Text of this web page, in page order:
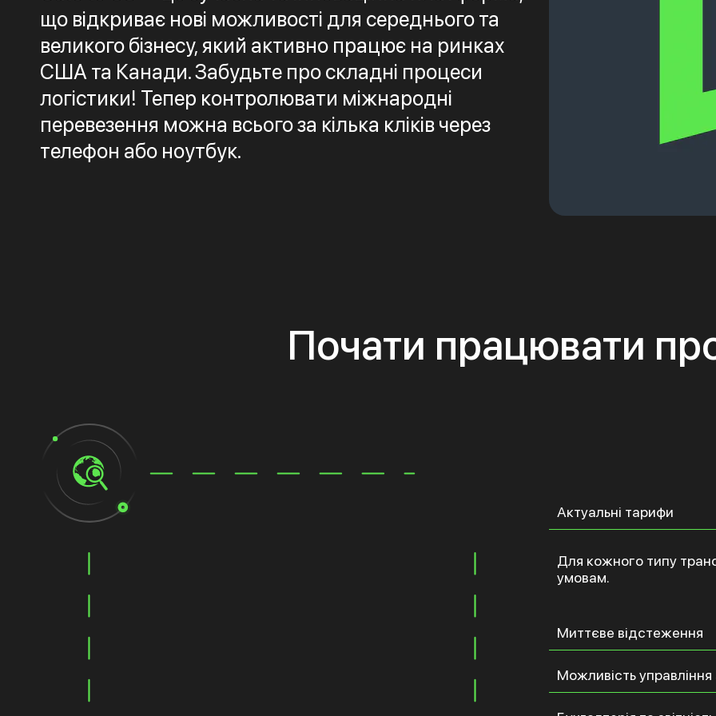
що відкриває нові можливості для середнього та
великого бізнесу, який активно працює на ринках
США та Канади. Забудьте про складні процеси
логістики! Тепер контролювати міжнародні
перевезення можна всього за кілька кліків через
телефон або ноутбук.
Почати працювати
Актуальні тарифи
Для кожного типу
умовам.
Миттєве відстеження
Навсіх етапів
Можливість